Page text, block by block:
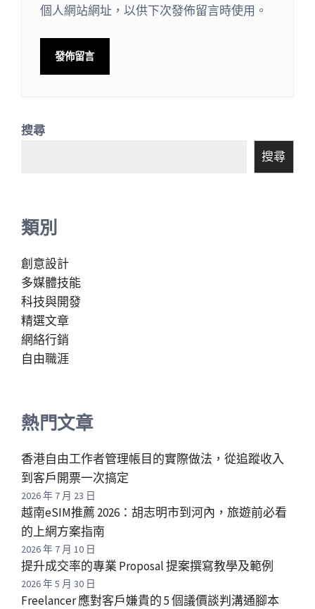
個人網站網址，以供下次發佈留言時使用。
搜尋
搜尋
類別
創意設計
多媒體技能
科技與開發
精選文章
網絡行銷
自由職涯
熱門文章
香港自由工作者管理帳目的實際做法，從追蹤收入
到客戶開票一次搞定
2026 年 7 月 23 日
越南eSIM推薦 2026：胡志明市到河內，旅遊前必看
的上網方案指南
2026 年 7 月 10 日
提升成交率的專業 Proposal 提案撰寫教學及範例
2026 年 5 月 30 日
Freelancer 應對客戶嫌貴的 5 個議價談判溝通腳本